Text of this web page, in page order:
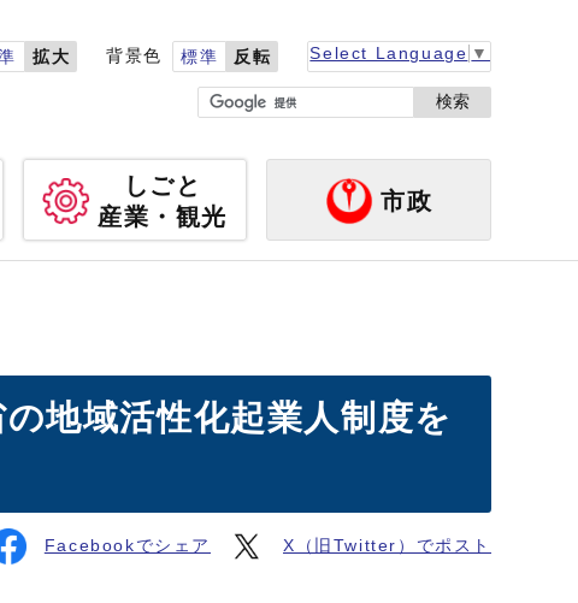
拡大 背景色 標準 反転 Select Language ▼
検索
しごと
産業・観光
市政
地域活性化起業人制度を
Facebookでシェア X（旧Twitter）でポスト